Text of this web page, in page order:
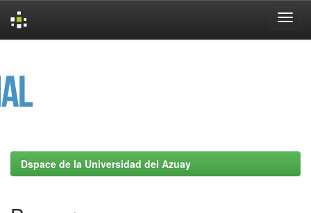
Dspace de la Universidad del Azuay